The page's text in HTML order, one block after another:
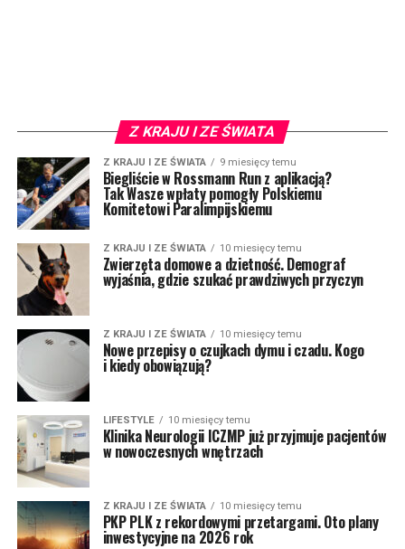
Z KRAJU I ZE ŚWIATA
Z KRAJU I ZE ŚWIATA 9 miesięcy temu
Biegliście w Rossmann Run z aplikacją?
Tak Wasze wpłaty pomogły Polskiemu
Komitetowi Paralimpijskiemu
Z KRAJU I ZE ŚWIATA 10 miesięcy temu
Zwierzęta domowe a dzietność. Demograf
wyjaśnia, gdzie szukać prawdziwych przyczyn
Z KRAJU I ZE ŚWIATA 10 miesięcy temu
Nowe przepisy o czujkach dymu i czadu. Kogo
i kiedy obowiązują?
LIFESTYLE 10 miesięcy temu
Klinika Neurologii ICZMP już przyjmuje pacjentów
w nowoczesnych wnętrzach
Z KRAJU I ZE ŚWIATA 10 miesięcy temu
PKP PLK z rekordowymi przetargami. Oto plany
inwestycyjne na 2026 rok